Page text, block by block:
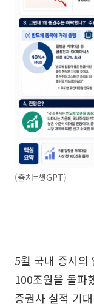
(출처=챗GPT)
5월 국내 증시의
100조원을 돌파
증권사 실적 기